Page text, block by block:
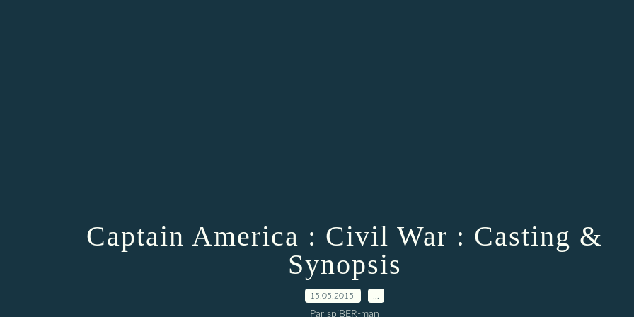
Captain America : Civil War : Casting &
Synopsis
15.05.2015
Par spiBER-man